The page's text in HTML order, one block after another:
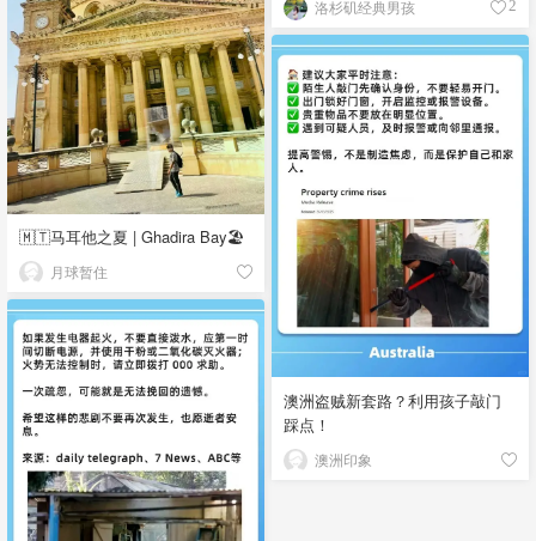
洛杉矶经典男孩 2
🇲🇹马耳他之夏 | Ghadira Bay🏖️
月球暂住
澳洲盗贼新套路？利用孩子敲门
踩点！
澳洲印象